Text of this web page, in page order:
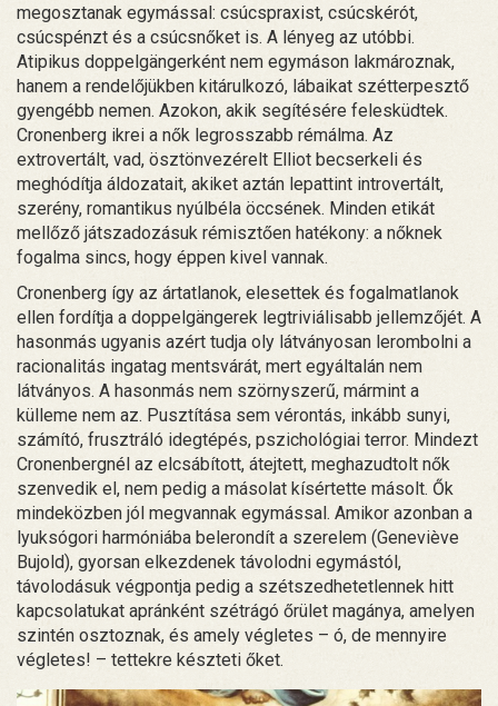
megosztanak egymással: csúcspraxist, csúcskérót,
csúcspénzt és a csúcsnőket is. A lényeg az utóbbi.
Atipikus doppelgängerként nem egymáson lakmároznak,
hanem a rendelőjükben kitárulkozó, lábaikat szétterpesztő
gyengébb nemen. Azokon, akik segítésére felesküdtek.
Cronenberg ikrei a nők legrosszabb rémálma. Az
extrovertált, vad, ösztönvezérelt Elliot becserkeli és
meghódítja áldozatait, akiket aztán lepattint introvertált,
szerény, romantikus nyúlbéla öccsének. Minden etikát
mellőző játszadozásuk rémisztően hatékony: a nőknek
fogalma sincs, hogy éppen kivel vannak.
Cronenberg így az ártatlanok, elesettek és fogalmatlanok
ellen fordítja a doppelgängerek legtriviálisabb jellemzőjét. A
hasonmás ugyanis azért tudja oly látványosan lerombolni a
racionalitás ingatag mentsvárát, mert egyáltalán nem
látványos. A hasonmás nem szörnyszerű, mármint a
külleme nem az. Pusztítása sem vérontás, inkább sunyi,
számító, frusztráló idegtépés, pszichológiai terror. Mindezt
Cronenbergnél az elcsábított, átejtett, meghazudtolt nők
szenvedik el, nem pedig a másolat kísértette másolt. Ők
mindeközben jól megvannak egymással. Amikor azonban a
lyuksógori harmóniába belerondít a szerelem (Geneviève
Bujold), gyorsan elkezdenek távolodni egymástól,
távolodásuk végpontja pedig a szétszedhetetlennek hitt
kapcsolatukat apránként szétrágó őrület magánya, amelyen
szintén osztoznak, és amely végletes – ó, de mennyire
végletes! – tettekre készteti őket.